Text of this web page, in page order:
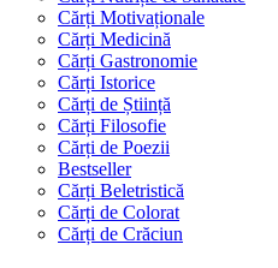
Cărți Motivaționale
Cărți Medicină
Cărți Gastronomie
Cărți Istorice
Cărți de Știință
Cărți Filosofie
Cărți de Poezii
Bestseller
Cărți Beletristică
Cărți de Colorat
Cărți de Crăciun